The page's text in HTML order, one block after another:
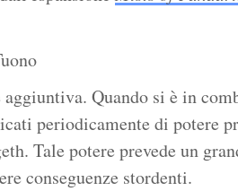
Quando si è in
periodicamente di potere
Tale potere prevede un
conseguenze stordenti.